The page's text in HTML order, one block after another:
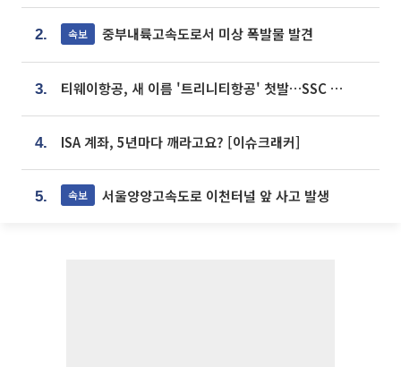
2. 속보 중부내륙고속도로서 미상 폭발물 발견
3. 티웨이항공, 새 이름 '트리니티항공' 첫발…SSC 전략 본격화
4. ISA 계좌, 5년마다 깨라고요? [이슈크래커]
5. 속보 서울양양고속도로 이천터널 앞 사고 발생